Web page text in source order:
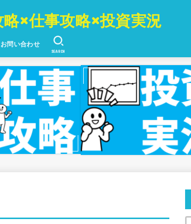
×仕事攻略×投資実況
お問い合わせ
SEARCH